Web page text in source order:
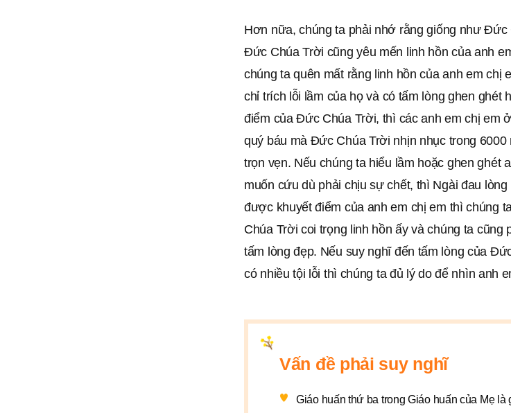
Hơn nữa, chúng ta phải nhớ rằng giống như
Đức Chúa Trời cũng yêu mến linh hồn của anh
chúng ta quên mất rằng linh hồn của anh em chị
chỉ trích lỗi lầm của họ và có tấm lòng ghen ghét
điểm của Đức Chúa Trời, thì các anh em chị em
quý báu mà Đức Chúa Trời nhịn nhục trong
trọn vẹn. Nếu chúng ta hiểu lầm hoặc ghen ghét
muốn cứu dù phải chịu sự chết, thì Ngài đau
được khuyết điểm của anh em chị em thì chúng
Chúa Trời coi trọng linh hồn ấy và chúng ta cũng
tấm lòng đẹp. Nếu suy nghĩ đến tấm lòng của
có nhiều tội lỗi thì chúng ta đủ lý do để nhìn anh
Vấn đề phải suy nghĩ
Giáo huấn thứ ba trong Giáo huấn của Mẹ là